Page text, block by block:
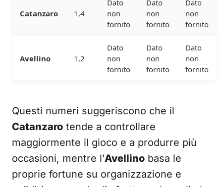
Catanzaro 1,4
Dato
non
fornito
Dato
non
fornito
Dato
non
fornito
Avellino 1,2
Dato
non
fornito
Dato
non
fornito
Dato
non
fornito
Questi numeri suggeriscono che il
Catanzaro tende a controllare
maggiormente il gioco e a produrre più
occasioni, mentre l’Avellino basa le
proprie fortune su organizzazione e